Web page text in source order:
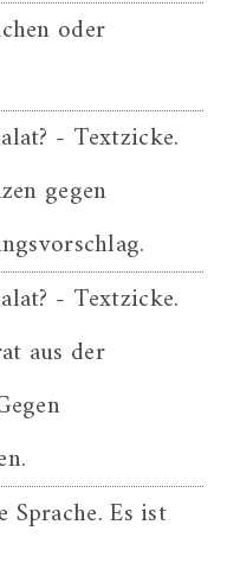
oder
- Textzicke.
gegen
- Textzicke.
aus der
Sprache. Es ist